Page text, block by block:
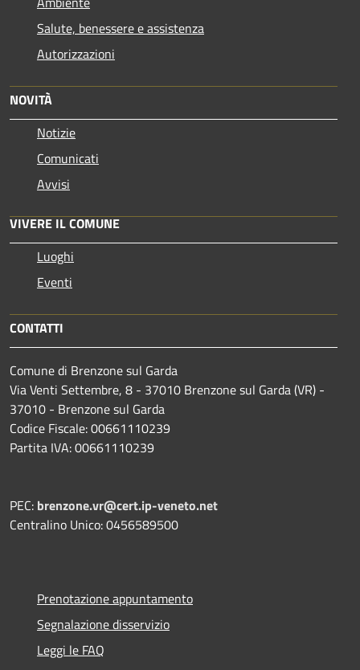
Salute, benessere e assistenza
Autorizzazioni
NOVITÀ
Notizie
Comunicati
Avvisi
VIVERE IL COMUNE
Luoghi
Eventi
CONTATTI
Comune di Brenzone sul Garda
Via Venti Settembre, 8 - 37010 Brenzone sul Garda (VR) -
37010 - Brenzone sul Garda
Codice Fiscale: 00661110239
Partita IVA: 00661110239
PEC: brenzone.vr@cert.ip-veneto.net
Centralino Unico: 0456589500
Prenotazione appuntamento
Segnalazione disservizio
Leggi le FAQ